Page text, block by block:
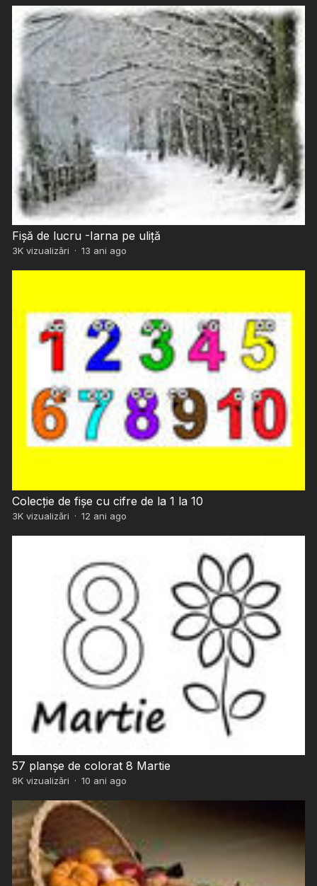
Fișă de lucru -Iarna pe uliță
3Kvizualizări · 13 ani ago
Colecție de fișe cu cifre de la 1 la 10
3Kvizualizări · 12 ani ago
57 planșe de colorat 8 Martie
8Kvizualizări · 10 ani ago